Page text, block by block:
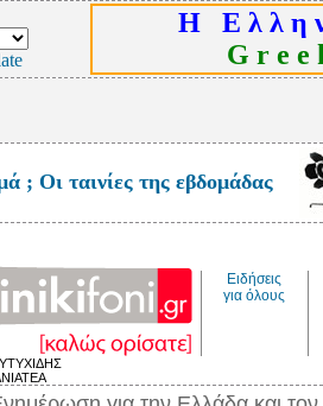
Η Ε λ λ η
G r e e
; Οι ταινίες της εβδομάδας
Ειδήσεις
για όλους